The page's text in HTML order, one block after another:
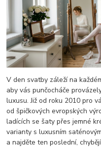
V den svatby záleží na
aby vás punčocháče
luxusu. Již od roku 2010 pro
od špičkových evropských
ladících se šaty přes jemné
varianty s luxusním
a najděte ten poslední,